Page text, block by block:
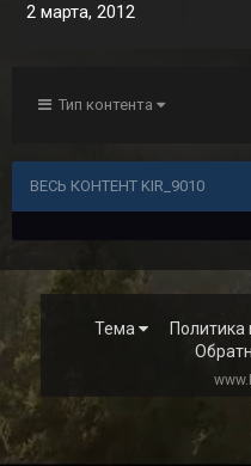
2 марта, 2012
Тип контента
ВЕСЬ КОНТЕНТ KIR_9010
Тема